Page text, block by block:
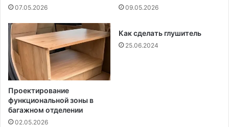
07.05.2026 09.05.2026
Проектирование
функциональной зоны в
багажном отделении
02.05.2026
Как сделать глушитель
25.06.2024